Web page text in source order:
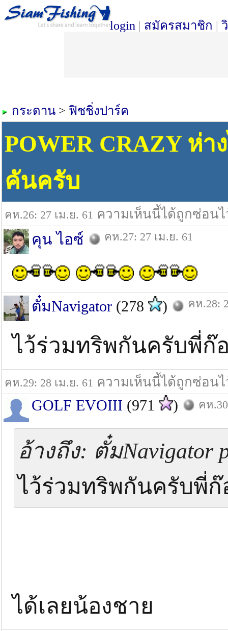
login | สมัครสมาชิก |
กระดาน > ฟิชชิ่งปาร์ค
POWER CRAZY ห่
คันครับ
คห.26: 27 เม.ย. 61 ความเห็นนี้ได้ถูกซ่อนไ
คุน ไอซ์ คห.27: 27 เม.ย. 61
ตั๋มNavigator (278 ) คห.28:
ไว้ร่วมทริพกันครับพี่
คห.29: 28 เม.ย. 61 ความเห็นนี้ได้ถูกซ่อนไ
GOLF EVOIII (971 ) คห
อ้างถึง: ตั๋มNavigator
ไว้ร่วมทริพกันครับพี่
ได้เลยน้องชาย